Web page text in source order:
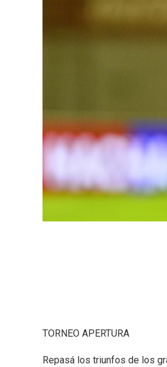
TORNEO APERTURA
Repasá los triunfos de los